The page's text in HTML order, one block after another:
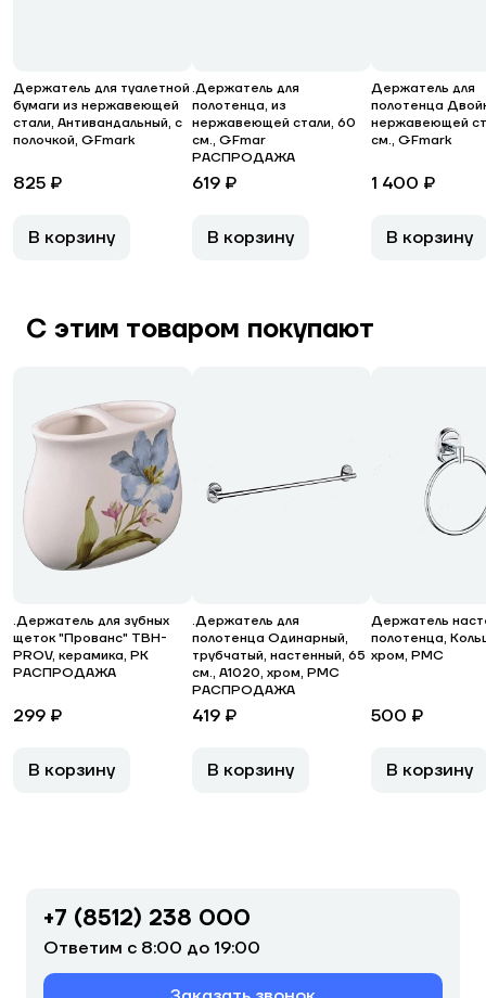
Держатель для туалетной
бумаги из нержавеющей
стали, Антивандальный, с
полочкой, GFmark
825 ₽
В корзину
.Держатель для
полотенца, из
нержавеющей стали, 60
см., GFmar
РАСПРОДАЖА
619 ₽
В корзину
Держатель для
полотенца
нержавеющей
см., GFmark
1 400 ₽
В корзину
С этим товаром покупают
.Держатель для зубных
щеток "Прованс" TBH-
PROV, керамика, РК
РАСПРОДАЖА
299 ₽
В корзину
.Держатель для
полотенца Одинарный,
трубчатый, настенный, 65
см., A1020, хром, РМС
РАСПРОДАЖА
419 ₽
В корзину
Держатель
полотенца,
хром, РМС
500 ₽
В корзину
+7 (8512) 238 000
Ответим с 8:00 до 19:00